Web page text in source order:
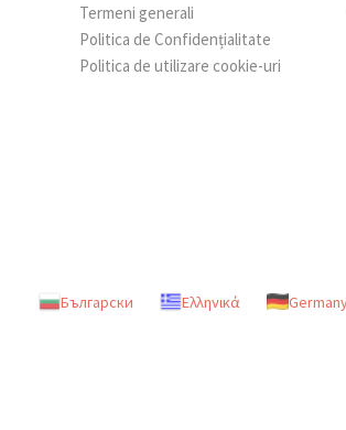
Termeni generali
Politica de Confidențialitate
Politica de utilizare cookie-uri
Български Ελληνικά